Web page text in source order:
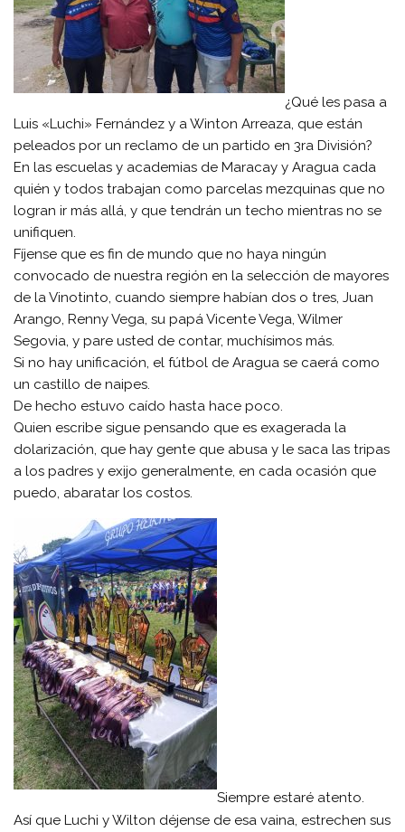
¿Qué les pasa a
Luis «Luchi» Fernández y a Winton Arreaza, que están
peleados por un reclamo de un partido en 3ra División?
En las escuelas y academias de Maracay y Aragua cada
quién y todos trabajan como parcelas mezquinas que no
logran ir más allá, y que tendrán un techo mientras no se
unifiquen.
Fíjense que es fin de mundo que no haya ningún
convocado de nuestra región en la selección de mayores
de la Vinotinto, cuando siempre habían dos o tres, Juan
Arango, Renny Vega, su papá Vicente Vega, Wilmer
Segovia, y pare usted de contar, muchísimos más.
Si no hay unificación, el fútbol de Aragua se caerá como
un castillo de naipes.
De hecho estuvo caído hasta hace poco.
Quien escribe sigue pensando que es exagerada la
dolarización, que hay gente que abusa y le saca las tripas
a los padres y exijo generalmente, en cada ocasión que
puedo, abaratar los costos.
Siempre estaré atento.
Así que Luchi y Wilton déjense de esa vaina, estrechen sus